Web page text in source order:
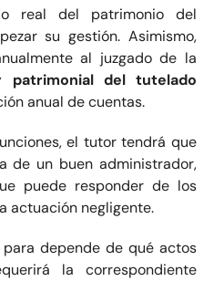
real del patrimonio del
su gestión. Asimismo,
al juzgado de la
patrimonial del tutelado
anual de cuentas.
el tutor tendrá que
de un buen administrador,
puede responder de los
actuación negligente.
depende de qué actos
la correspondiente